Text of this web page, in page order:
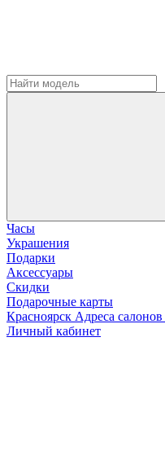
Часы
Украшения
Подарки
Аксессуары
Скидки
Подарочные карты
Красноярск Адреса салонов
Личный кабинет